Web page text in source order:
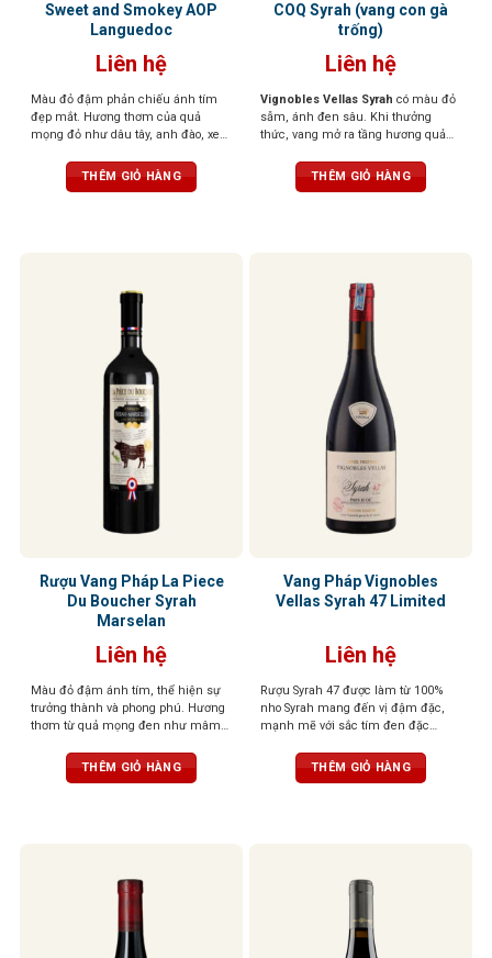
Sweet and Smokey AOP
Languedoc
Liên hệ
Màu đỏ đậm phản chiếu ánh tím
đẹp mắt. Hương thơm của quả
mọng đỏ như dâu tây, anh đào, xen
hương, tuyết tùng tạo nên một tầng
hương phức hợp, gợi cảm và sống
THÊM GIỎ HÀNG
COQ Syrah (vang con gà
trống)
Liên hệ
Vignobles Vellas Syrah có màu đỏ
sẫm, ánh đen sâu. Khi thưởng
thức, vang mở ra tầng hương quả
chín, xen lẫn hương gia vị nhẹ, tiêu
đen, thảo mộc và chút vị khói ấm
THÊM GIỎ HÀNG
Rượu Vang Pháp La Piece
Du Boucher Syrah
Marselan
Liên hệ
Màu đỏ đậm ánh tím, thể hiện sự
trưởng thành và phong phú. Hương
thơm từ quả mọng đen như mâm
phê và vani. Vị rượu mạnh mẽ với
tannin mềm mại, hậu vị dài và ấm
THÊM GIỎ HÀNG
Vang Pháp Vignobles
Vellas Syrah 47 Limited
Liên hệ
Rượu Syrah 47 được làm từ 100%
nho Syrah mang đến vị đậm đặc,
mạnh mẽ với sắc tím đen đặc
quả đen như mận, mâm xôi, anh
đào. Sau đó, đến mùi vị sắc nét hơn
THÊM GIỎ HÀNG